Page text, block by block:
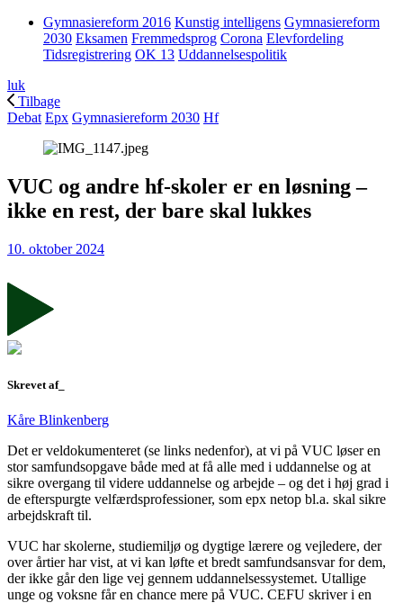
Gymnasiereform 2016 Kunstig intelligens Gymnasiereform
2030 Eksamen Fremmedsprog Corona Elevfordeling
Tidsregistrering OK 13 Uddannelsespolitik
luk
Tilbage
Debat Epx Gymnasiereform 2030 Hf
VUC og andre hf-skoler er en løsning –
ikke en rest, der bare skal lukkes
10. oktober 2024
Skrevet af_
Kåre Blinkenberg
Det er veldokumenteret (se links nedenfor), at vi på VUC løser en
stor samfundsopgave både med at få alle med i uddannelse og at
sikre overgang til videre uddannelse og arbejde – og det i høj grad i
de efterspurgte velfærdsprofessioner, som epx netop bl.a. skal sikre
arbejdskraft til.
VUC har skolerne, studiemiljø og dygtige lærere og vejledere, der
over årtier har vist, at vi kan løfte et bredt samfundsansvar for dem,
der ikke går den lige vej gennem uddannelsessystemet. Utallige
unge og voksne får en chance mere på VUC. CEFU skriver i en